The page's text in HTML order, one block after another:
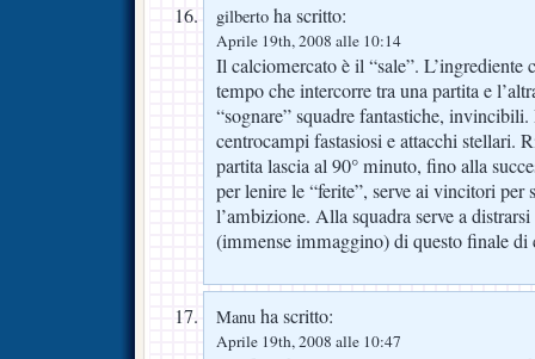
gilberto ha scritto:
Aprile 19th, 2008 alle 10:14
Il calciomercato è il “sale”. L’ingrediente
tempo che intercorre tra una partita e
“sognare” squadre fantastiche,
centrocampi fastasiosi e attacchi stellari.
partita lascia al 90° minuto, fino alla
per lenire le “ferite”, serve ai vincitori per
l’ambizione. Alla squadra serve a
(immense immaggino) di questo finale
Manu ha scritto:
Aprile 19th, 2008 alle 10:47